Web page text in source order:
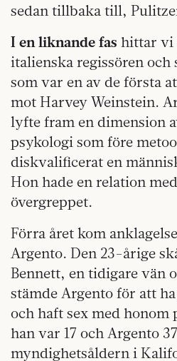
sedan tillbaka till,
I en liknande fas hittar vi
italienska regissören och
som var en av de första
mot Harvey Weinstein.
lyfte fram en dimension
psykologi som före
diskvalificerat en
Hon hade en relation
övergreppet.
Förra året kom
Argento. Den 23-årige
Bennett, en tidigare vän
stämde Argento för att
och haft sex med
han var 17 och Argento
myndighetsåldern i